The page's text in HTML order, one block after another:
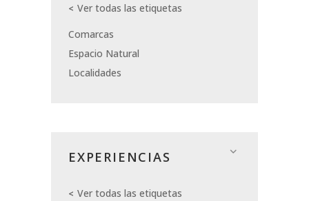
Ver todas las etiquetas
Comarcas
Espacio Natural
Localidades
EXPERIENCIAS
Ver todas las etiquetas